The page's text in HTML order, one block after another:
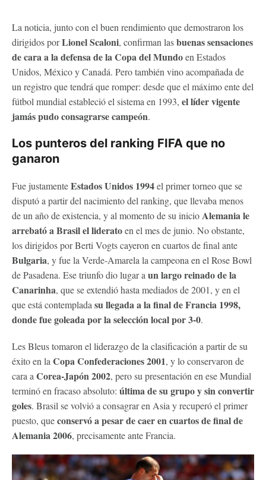
La noticia, junto con el buen rendimiento que demostraron los
dirigidos porLionel Scaloni, confirman lasbuenas sensaciones
de cara a la defensa de la Copa del Mundoen Estados
Unidos, México y Canadá. Pero también vino acompañada de
un registro que tendrá que romper: desde que el máximo ente del
fútbol mundial estableció el sistema en 1993, el líder vigente
jamás pudo consagrarse campeón.
Los punteros del ranking FIFA que no
ganaron
Fue justamenteEstados Unidos 1994el primer torneo que se
disputó a partir del nacimiento del ranking, que llevaba menos
de un año de existencia, y al momento de su inicioAlemania le
arrebató a Brasil el lideratoen el mes de junio. No obstante,
los dirigidos por Berti Vogts cayeron en cuartos de final ante
Bulgaria, y fue la Verde-Amarela la campeona en el Rose Bowl
de Pasadena. Ese triunfo dio lugar a un largo reinado de la
Canarinha, que se extendió hasta mediados de 2001, y en el
que está contemplada su llegada a la final de Francia 1998,
donde fue goleada por la selección local por 3-0.
Les Bleus tomaron el liderazgo de la clasificación a partir de su
éxito en la Copa Confederaciones 2001, y lo conservaron de
cara a Corea-Japón 2002, pero su presentación en ese Mundial
terminó en fracaso absoluto: última de su grupo y sin convertir
goles. Brasil se volvió a consagrar en Asia y recuperó el primer
puesto, queconservó a pesar de caer en cuartos de final de
Alemania 2006, precisamente ante Francia.